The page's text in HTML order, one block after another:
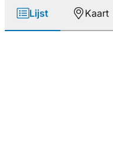
Lijst Kaart